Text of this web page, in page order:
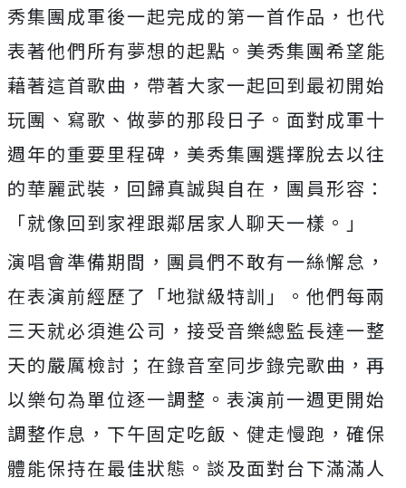
秀集團成軍後一起完成的第一首作品， 也代
表著他們所有夢想的起點。美秀集團希望能
藉著這首歌曲， 帶著大家一起回到最初開始
玩團、寫歌、做夢的那段日子。 面對成軍十
週年的重要里程碑，美秀集團選擇脫去以往
的華麗武裝， 回歸真誠與自在，團員形容：
「就像回到家裡跟鄰居家人聊天一樣。 」
演唱會準備期間，團員們不敢有一絲懈怠，
在表演前經歷了「地獄級特訓」。他們每兩
三天就必須進公司， 接受音樂總監長達一整
天的嚴厲檢討；在錄音室同步錄完歌曲， 再
以樂句為單位逐一調整。表演前一週更開始
調整作息， 下午固定吃飯、健走慢跑，確保
體能保持在最佳狀態。 談及面對台下滿滿人